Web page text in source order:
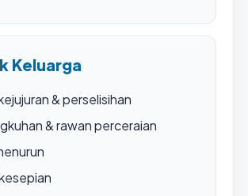
Keluarga
& perselisihan
& rawan perceraian